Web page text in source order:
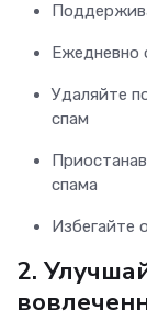
Ежедневно
Удаляйте
спам
спама
Избегайте
2.